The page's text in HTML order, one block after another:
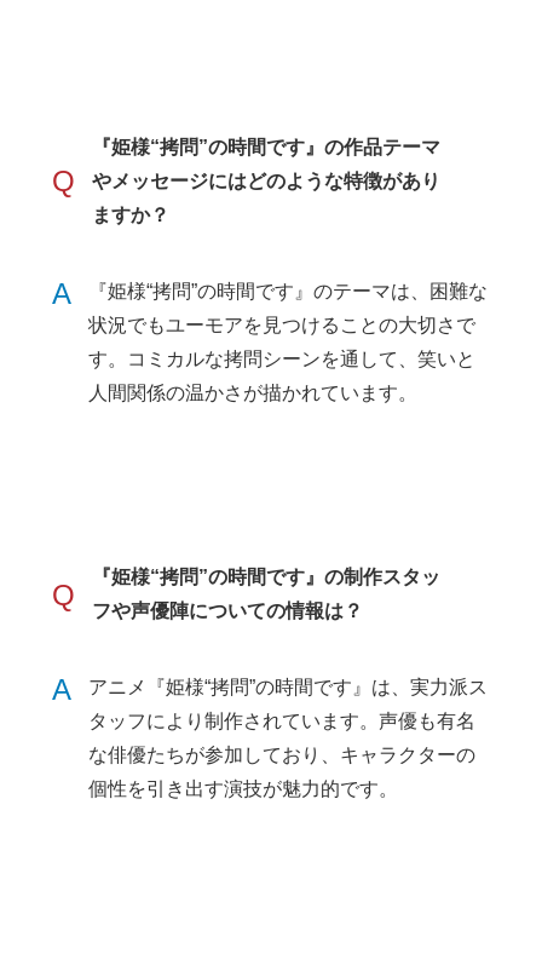
Q
『姫様“拷問”の時間です』の作品テーマ
やメッセージにはどのような特徴があり
ますか？
A
『姫様“拷問”の時間です』のテーマは、困難な
状況でもユーモアを見つけることの大切さで
す。コミカルな拷問シーンを通して、笑いと
人間関係の温かさが描かれています。
Q
『姫様“拷問”の時間です』の制作スタッ
フや声優陣についての情報は？
A
アニメ『姫様“拷問”の時間です』は、実力派ス
タッフにより制作されています。声優も有名
な俳優たちが参加しており、キャラクターの
個性を引き出す演技が魅力的です。